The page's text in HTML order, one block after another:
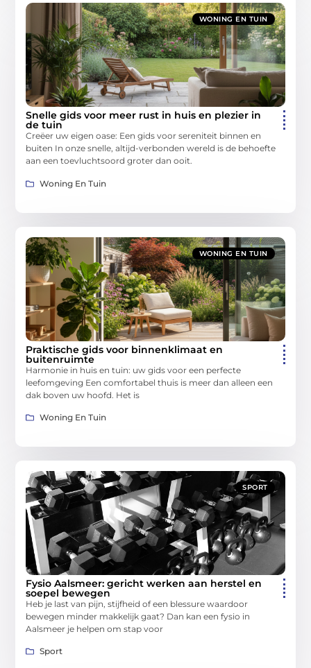
WONING EN TUIN
Snelle gids voor meer rust in huis en plezier in
de tuin
Creëer uw eigen oase: Een gids voor sereniteit binnen en
buiten In onze snelle, altijd-verbonden wereld is de behoefte
aan een toevluchtsoord groter dan ooit.
Woning En Tuin
WONING EN TUIN
Praktische gids voor binnenklimaat en
buitenruimte
Harmonie in huis en tuin: uw gids voor een perfecte
leefomgeving Een comfortabel thuis is meer dan alleen een
dak boven uw hoofd. Het is
Woning En Tuin
SPORT
Fysio Aalsmeer: gericht werken aan herstel en
soepel bewegen
Heb je last van pijn, stijfheid of een blessure waardoor
bewegen minder makkelijk gaat? Dan kan een fysio in
Aalsmeer je helpen om stap voor
Sport